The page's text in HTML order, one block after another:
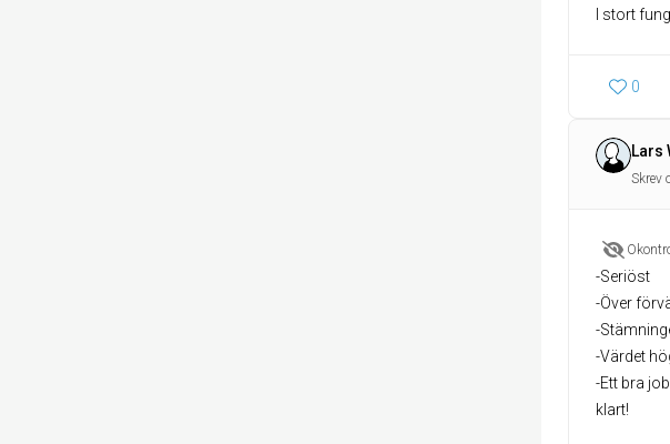
I stort
0
Lars
Skrev
-Seriöst
-Över
-
-Värdet
-Ett bra
klart!